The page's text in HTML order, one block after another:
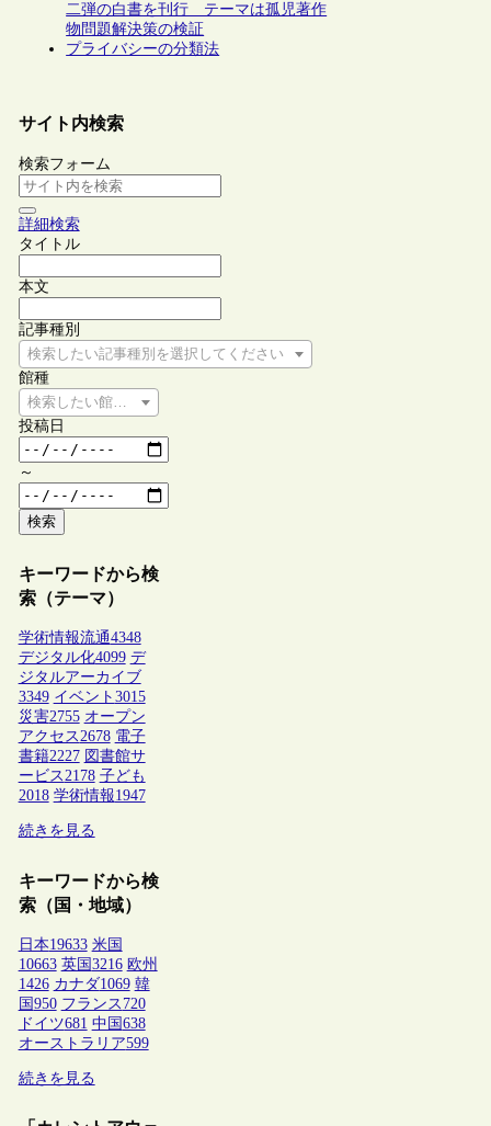
二弾の白書を刊行 テーマは孤児著作
物問題解決策の検証
プライバシーの分類法
サイト内検索
検索フォーム
詳細検索
タイトル
本文
記事種別
検索したい記事種別を選択してください
館種
検索したい館種を選択してください
投稿日
～
検索
キーワードから検
索（テーマ）
学術情報流通4348
デジタル化4099 デ
ジタルアーカイブ
3349 イベント 3015
災害2755 オープン
アクセス2678 電子
書籍2227 図書館サ
ービス2178 子ども
2018 学術情報1947
続きを見る
キーワードから検
索（国・地域）
日本19633 米国
10663 英国 3216 欧州
1426 カナダ1069 韓
国 950 フランス 720
ドイツ681 中国 638
オーストラリア599
続きを見る